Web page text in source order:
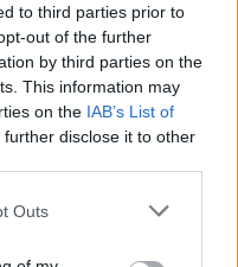
to third parties prior to
out of the further
by third parties on the
This information may
on the IAB’s List of
further disclose it to other
Outs